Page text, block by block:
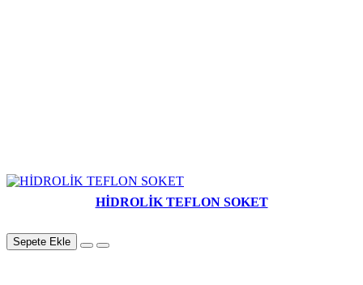
HİDROLİK TEFLON SOKET
Sepete Ekle